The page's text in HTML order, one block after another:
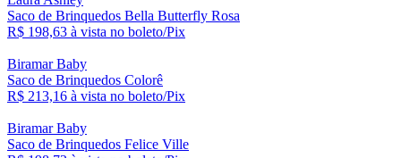
Saco de Brinquedos Bella Butterfly Rosa
R$ 198,63 à vista no boleto/Pix
Biramar Baby
Saco de Brinquedos Colorê
R$ 213,16 à vista no boleto/Pix
Biramar Baby
Saco de Brinquedos Felice Ville